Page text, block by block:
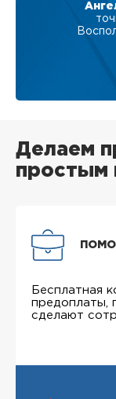
Делаем
простым
Бесплатная
предоплаты,
сделают